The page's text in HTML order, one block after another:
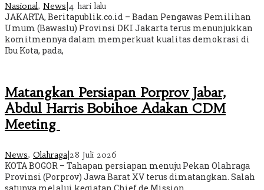
Nasional, News 4 hari lalu
JAKARTA, Beritapublik.co.id – Badan Pengawas Pemilihan
Umum (Bawaslu) Provinsi DKI Jakarta terus menunjukkan
komitmennya dalam memperkuat kualitas demokrasi di
Ibu Kota, pada,
Matangkan Persiapan Porprov Jabar,
Abdul Harris Bobihoe Adakan CDM
Meeting
News, Olahraga|28 Juli 2026
KOTA BOGOR – Tahapan persiapan menuju Pekan Olahraga
Provinsi (Porprov) Jawa Barat XV terus dimatangkan. Salah